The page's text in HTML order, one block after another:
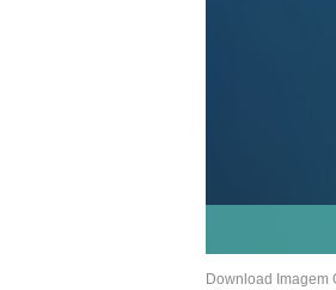
Download Imagem